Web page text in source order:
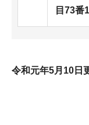
目73番
令和元年5月10日